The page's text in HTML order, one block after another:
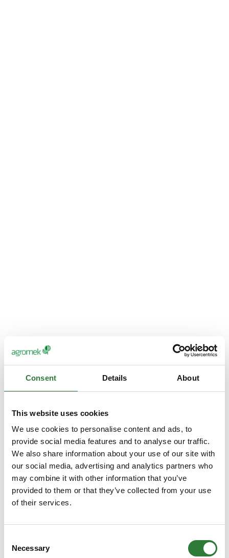
Consent Details About
This website uses cookies
We use cookies to personalise content and ads, to
provide social media features and to analyse our traffic.
We also share information about your use of our site with
our social media, advertising and analytics partners who
may combine it with other information that you’ve
provided to them or that they’ve collected from your use
of their services.
Selection
Necessary